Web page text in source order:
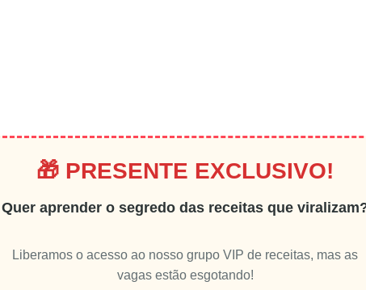
🎁 PRESENTE EXCLUSIVO!
Quer aprender o segredo das receitas que
Liberamos o acesso ao nosso grupo VIP de receitas, mas as
vagas estão esgotando!